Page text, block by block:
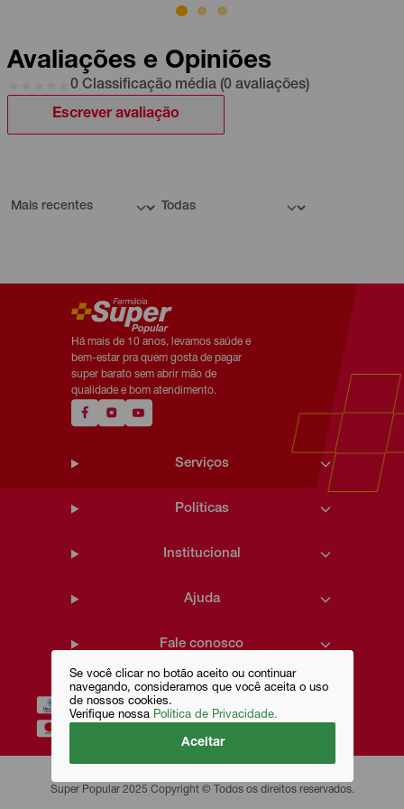
Se você clicar no botão aceito ou continuar
navegando, consideramos que você aceita o uso
de nossos cookies.
Verifique nossa Política de Privacidade.
Aceitar
Avaliações e Opiniões
0 Classificação média (0 avaliações)
Escrever avaliação
Há mais de 10 anos, levamos saúde e
bem-estar pra quem gosta de pagar
super barato sem abrir mão de
qualidade e bom atendimento.
Serviços
Políticas
Institucional
Ajuda
Fale conosco
Super Popular 2025 Copyright © Todos os direitos reservados.